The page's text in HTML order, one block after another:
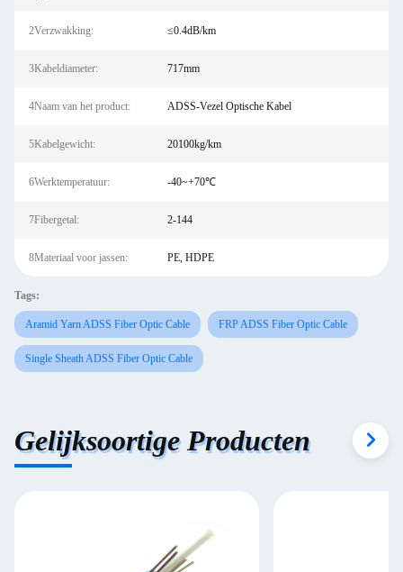
2Verzwakking: ≤0.4dB/km
3Kabeldiameter: 717mm
4Naam van het product: ADSS-Vezel Optische Kabel
5Kabelgewicht: 20100kg/km
6Werktemperatuur: -40~+70℃
7Fibergetal: 2-144
8Materiaal voor jassen: PE, HDPE
Tags:
Aramid Yarn ADSS Fiber Optic Cable FRP ADSS Fiber Optic Cable
Single Sheath ADSS Fiber Optic Cable
Gelijksoortige Producten